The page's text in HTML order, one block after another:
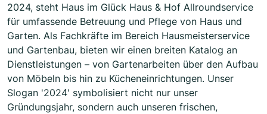
2024, steht Haus im Glück Haus & Hof Allroundservice
für umfassende Betreuung und Pflege von Haus und
Garten. Als Fachkräfte im Bereich Hausmeisterservice
und Gartenbau, bieten wir einen breiten Katalog an
Dienstleistungen – von Gartenarbeiten über den Aufbau
von Möbeln bis hin zu Kücheneinrichtungen. Unser
Slogan '2024' symbolisiert nicht nur unser
Gründungsjahr, sondern auch unseren frischen,